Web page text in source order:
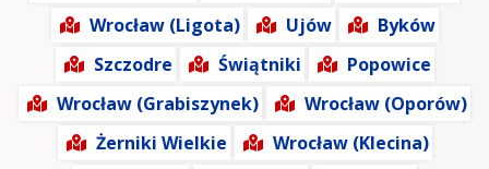
Wrocław (Ligota)
Ujów
Byków
Szczodre
Świątniki
Popowice
Wrocław (Grabiszynek)
Wrocław (Oporów)
Żerniki Wielkie
Wrocław (Klecina)